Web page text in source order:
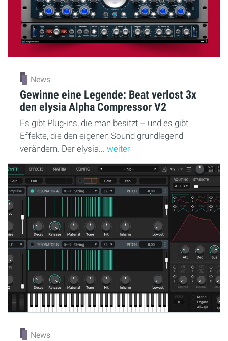
News
Gewinne eine Legende: Beat verlost 3x
den elysia Alpha Compressor V2
Es gibt Plug-ins, die man besitzt – und es gibt
Effekte, die den eigenen Sound grundlegend
verändern. Der elysia... weiter
News